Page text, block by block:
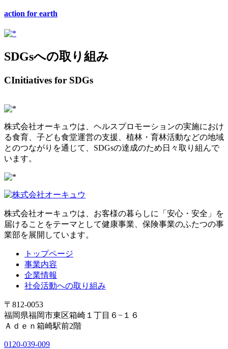
action for earth
SDGsへの取り組み
CInitiatives for SDGs
株式会社オーキュウは、ヘルスプロモーションの実施におけ
る食育、子ども食堂運営の支援、植林・育林活動などの地域
とのつながりを通じて、SDGsの達成のため日々取り組んで
います。
株式会社オーキュウは、お客様の暮らしに「安心・安全」を
届けることをテーマとして健康事業、保険事業のふたつの事
業部を展開しています。
トップページ
事業内容
企業情報
社会活動への取り組み
〒812-0053
福岡県福岡市東区箱崎１丁目６−１６
Ａｄｅｎ箱崎駅前2階
0120-039-009